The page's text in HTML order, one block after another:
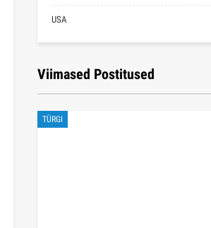
USA
Viimased Postitused
TÜRGI